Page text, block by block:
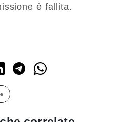
è fallita.